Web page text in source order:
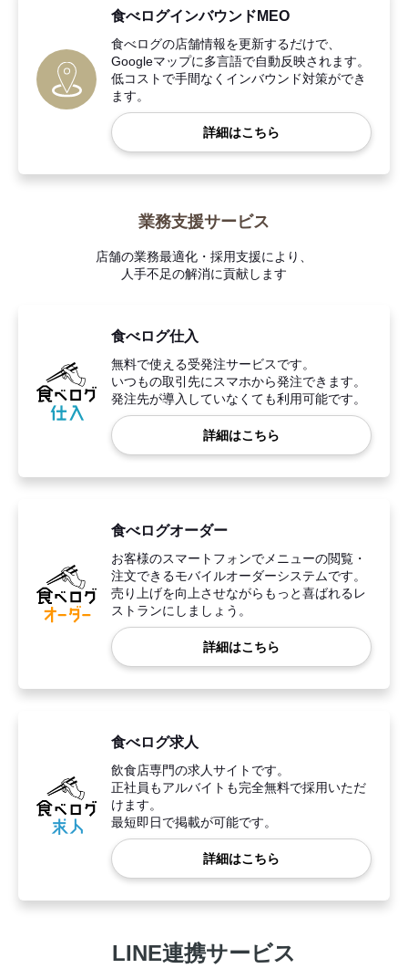
食べログインバウンドMEO
食べログの店舗情報を更新するだけで、
Googleマップに多言語で自動反映されます。
低コストで手間なくインバウンド対策ができ
ます。
詳細はこちら
業務支援サービス
店舗の業務最適化・採用支援により、
人手不足の解消に貢献します
食べログ仕入
無料で使える受発注サービスです。
いつもの取引先にスマホから発注できます。
発注先が導入していなくても利用可能です。
詳細はこちら
食べログオーダー
お客様のスマートフォンでメニューの閲覧・
注文できるモバイルオーダーシステムです。
売り上げを向上させながらもっと喜ばれるレ
ストランにしましょう。
詳細はこちら
食べログ求人
飲食店専門の求人サイトです。
正社員もアルバイトも完全無料で採用いただ
けます。
最短即日で掲載が可能です。
詳細はこちら
LINE連携サービス